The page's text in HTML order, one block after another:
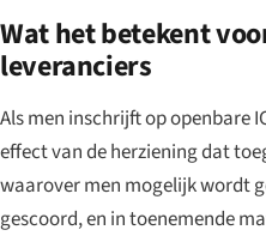
Wat het betekent
leveranciers
Als men inschrijft op openbare
effect van de herziening dat
waarover men mogelijk wordt
gescoord, en in toenemende